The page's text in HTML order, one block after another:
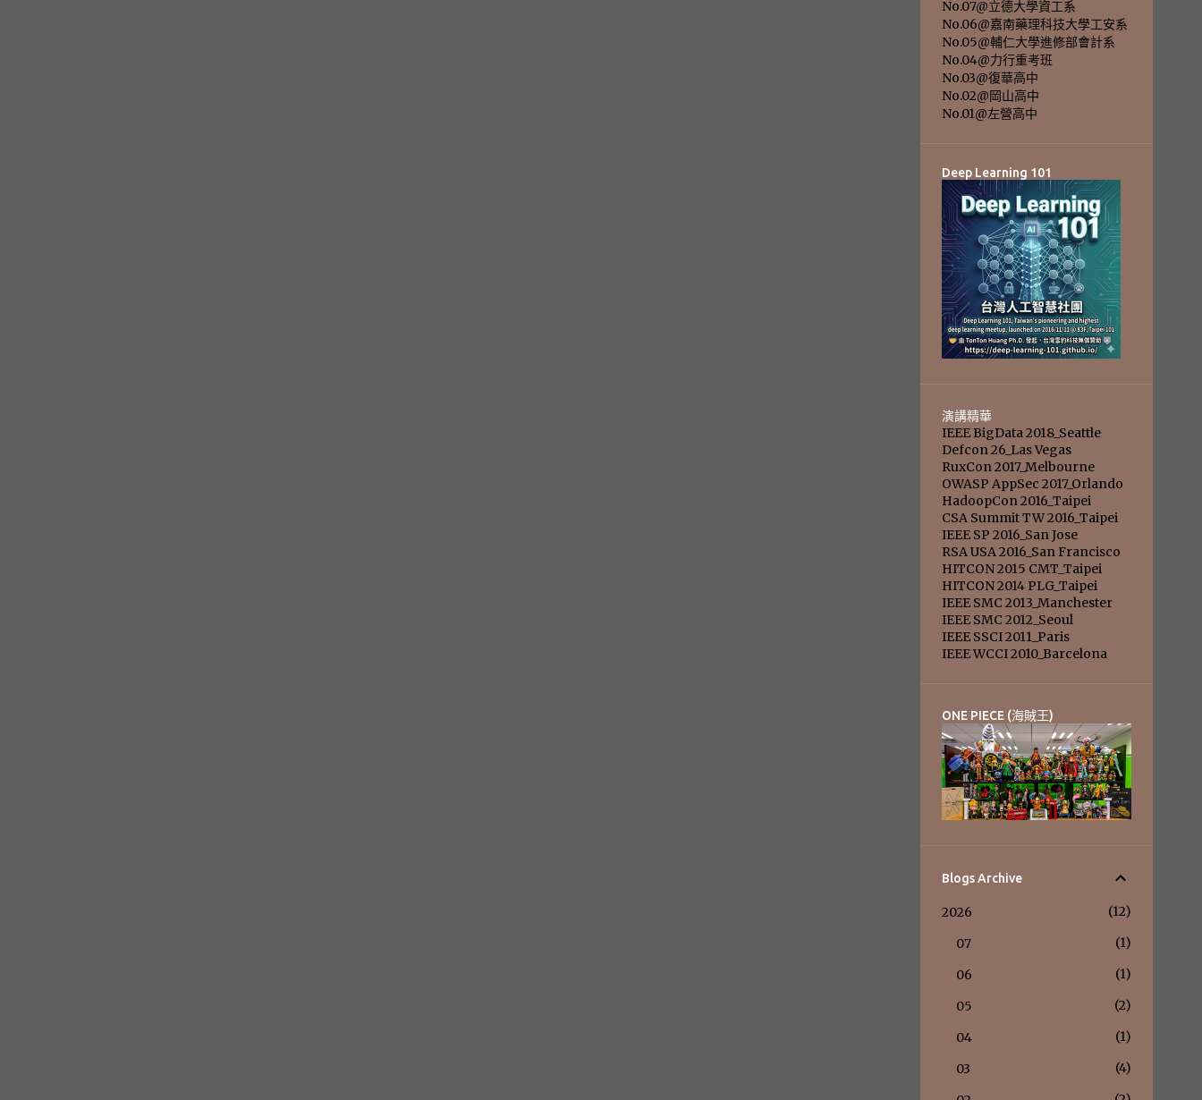
No.07@立德大學資工系
No.06@嘉南藥理科技大學工安系
No.05@輔仁大學進修部會計系
No.04@力行重考班
No.03@復華高中
No.02@岡山高中
No.01@左營高中
Deep Learning 101
演講精華
IEEE BigData 2018_Seattle
Defcon 26_Las Vegas
RuxCon 2017_Melbourne
OWASP AppSec 2017_Orlando
HadoopCon 2016_Taipei
CSA Summit TW 2016_Taipei
IEEE SP 2016_San Jose
RSA USA 2016_San Francisco
HITCON 2015 CMT_Taipei
HITCON 2014 PLG_Taipei
IEEE SMC 2013_Manchester
IEEE SMC 2012_Seoul
IEEE SSCI 2011_Paris
IEEE WCCI 2010_Barcelona
ONE PIECE (海賊王)
Blogs Archive
2026
12
07
1
06
1
05
2
04
1
03
4